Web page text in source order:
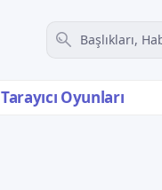
Tarayıcı Oyunları